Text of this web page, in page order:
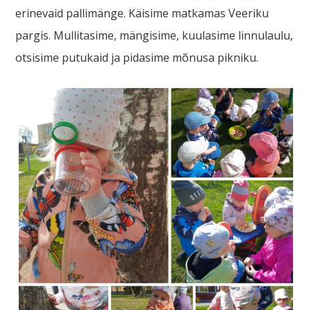
erinevaid pallimänge. Käisime matkamas Veeriku
pargis. Mullitasime, mängisime, kuulasime linnulaulu,
otsisime putukaid ja pidasime mõnusa pikniku.